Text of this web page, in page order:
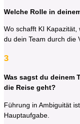
Welche Rolle in
Wo schafft KI
du dein Team durch die
3
Was sagst du deinem
die Reise geht?
Führung in Ambiguität
Hauptaufgabe.